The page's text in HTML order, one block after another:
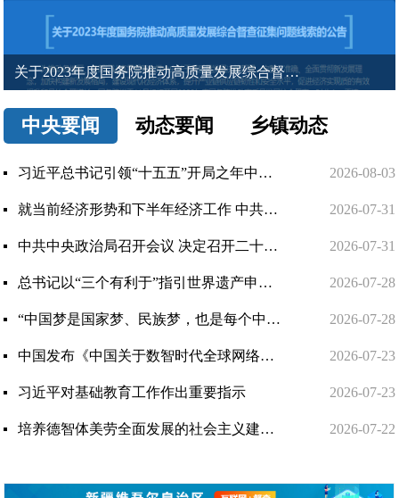
关于2023年度国务院推动高质量发展综合督查征集问题线索的公告
中央要闻 动态要闻 乡镇动态
2026-08-03
习近平总书记引领“十五五”开局之年中国经济破浪前行
2026-07-31
就当前经济形势和下半年经济工作 中共中央召开党外人士座谈会 习近平主持并发表重要讲话
2026-07-31
中共中央政治局召开会议 决定召开二十届五中全会 分析研究当前经济形势和经济工作 中共中央总书记习近平主持...
2026-07-28
总书记以“三个有利于”指引世界遗产申报保护
2026-07-28
“中国梦是国家梦、民族梦，也是每个中华儿女的梦”——习近平总书记关于侨务工作的重要论述凝聚共同致力民...
2026-07-23
中国发布《中国关于数智时代全球网络治理的立场文件》
2026-07-23
习近平对基础教育工作作出重要指示
2026-07-22
培养德智体美劳全面发展的社会主义建设者和接班人”——习近平总书记的重要论述指引基础教育改革发展开创新...